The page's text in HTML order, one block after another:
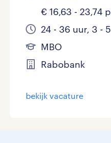
€ 16,63 - 23,74
24 - 36 uur, 3 -
MBO
Rabobank
bekijk vacature